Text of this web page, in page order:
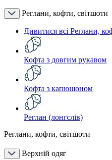
Реглани, кофти, світшоти
Дивитися всі Реглани,
Кофта з довгим рукавом
Кофта з капюшоном
Реглан (лонгслів)
Реглани, кофти, світшоти
Верхній одяг